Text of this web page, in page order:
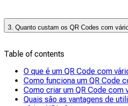
com links múltiplos (como The
adicione todos os URLs que
Os códigos QR estáticos QR
gerados, os dados neles
têm limitações. Os códigos
por outro lado, armazenam um
redireciona os utilizadores
que significaque pode editar
qualquer momento, mesmo
QR QR code.
3. Quanto custam os QR Codes com
A criação de um QR Codes
plataformas como The QR
2 QR Codes dinâmicos
Table of contents
O que é um QR Code com
Como funciona um QR Code
Como criar um QR Code com
Quais são as vantagens de